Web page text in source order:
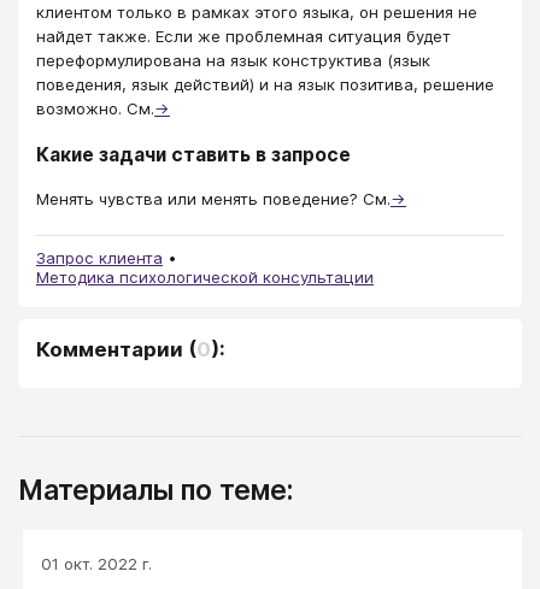
клиентом только в рамках этого языка, он решения не
найдет также. Если же проблемная ситуация будет
переформулирована на язык конструктива (язык
поведения, язык действий) и на язык позитива, решение
возможно. См.→
Какие задачи ставить в запросе
Менять чувства или менять поведение? См.→
Запрос клиента
Методика психологической консультации
Комментарии (0):
Материалы по теме:
01 окт. 2022 г.